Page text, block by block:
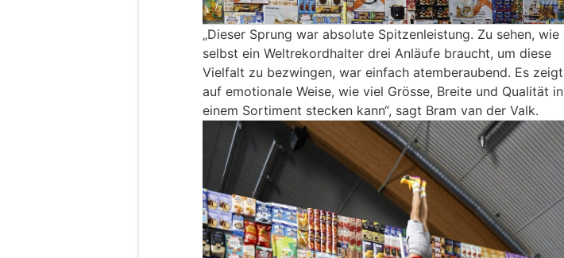
„Dieser Sprung war absolute Spitzenleistung. Zu sehen, wie
selbst ein Weltrekordhalter drei Anläufe braucht, um diese
Vielfalt zu bezwingen, war einfach atemberaubend. Es zeigt
auf emotionale Weise, wie viel Grösse, Breite und Qualität in
einem Sortiment stecken kann“, sagt Bram van der Valk.